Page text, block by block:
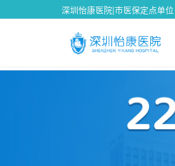
深圳怡康医院|市医保定点单位